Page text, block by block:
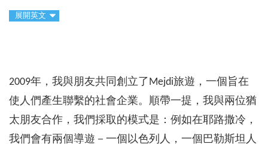
展開英文
2009年，我與朋友共同創立了Mejdi旅遊，一個旨在
使人們產生聯繫的社會企業。順帶一提，我與兩位猶
太朋友合作，我們採取的模式是：例如在耶路撒冷，
我們會有兩個導遊－一個以色列人，一個巴勒斯坦人